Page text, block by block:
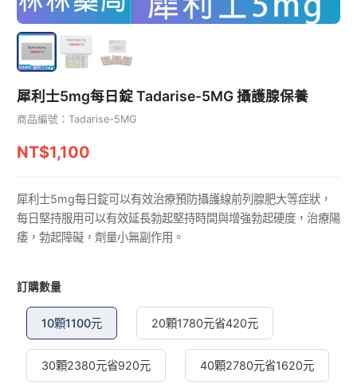
犀利士5mg每日錠 Tadarise-5MG 攝護腺保養
商品編號：Tadarise-5MG
NT$1,100
犀利士5mg每日錠可以有效治療預防攝護線前列腺肥大等症狀，
每日堅持服用可以有效延長勃起堅持時間與增強勃起硬度，治療陽
痿，勃起障礙，劑量小無副作用。
訂購數量
10顆1100元 20顆1780元省420元
30顆2380元省920元 40顆2780元省1620元